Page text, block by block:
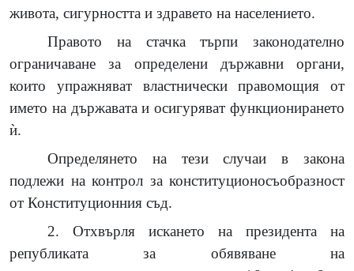
живота, сигурността и здравето на населението.
Правото на стачка търпи законодателно
ограничаване за определени държавни органи,
които упражняват властнически правомощия от
името на държавата и осигуряват функционирането
ѝ.
Определянето на тези случаи в закона
подлежи на контрол за конституционосъобразност
от Конституционния съд.
2. Отхвърля искането на президента на
републиката за обявяване на